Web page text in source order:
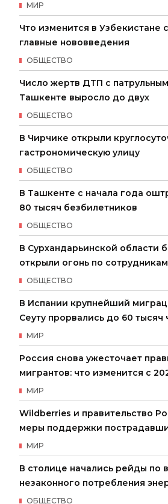
МИР
Что изменится в Узбекистане с
главные нововведения
ОБЩЕСТВО
Число жертв ДТП с
Ташкенте выросло до двух
ОБЩЕСТВО
В Чирчике открыли
гастрономическую улицу
ОБЩЕСТВО
В Ташкенте с начала года
80 тысяч безбилетников
ОБЩЕСТВО
В Сурхандарьинской области
открыли огонь по
ОБЩЕСТВО
В Испании крупнейший
Сеуту прорвались до 60 тысяч
МИР
Россия снова ужесточает
мигрантов: что изменится с
МИР
Wildberries и правительство
меры поддержки
МИР
В столице начались рейды по
незаконного потребления
ОБЩЕСТВО